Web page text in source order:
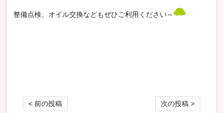
整備点検、オイル交換などもぜひご利用ください～
投稿ナビゲーション
< 前の投稿 次の投稿 >